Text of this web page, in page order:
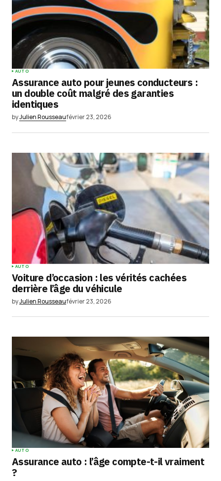
AUTO
Assurance auto pour jeunes conducteurs :
un double coût malgré des garanties
identiques
byJulien Rousseaufévrier 23, 2026
AUTO
Voiture d’occasion : les vérités cachées
derrière l’âge du véhicule
byJulien Rousseaufévrier 23, 2026
AUTO
Assurance auto : l’âge compte-t-il vraiment
?